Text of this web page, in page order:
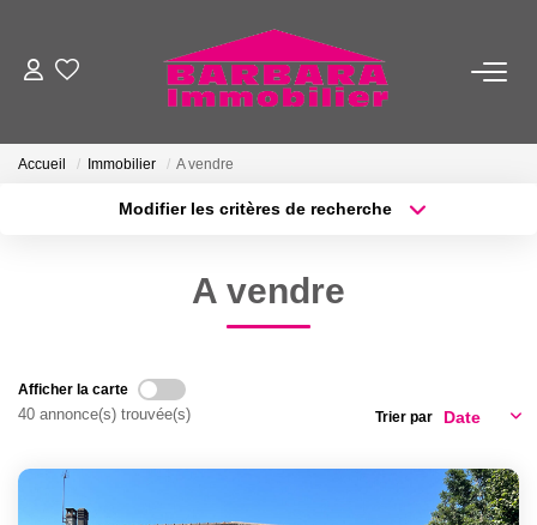
GESTION
NOTRE AGENCE
Accueil Immobilier A vendre
Modifier les critères de recherche
Surface min
Créer une alerte
A vendre
Afficher la carte
40 annonce(s) trouvée(s) Trier par